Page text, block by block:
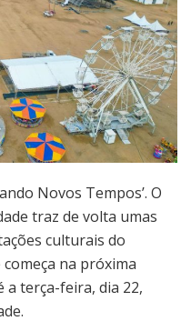
Novos Tempos’. O
traz de volta umas
culturais do
na próxima
a terça-feira, dia 22,